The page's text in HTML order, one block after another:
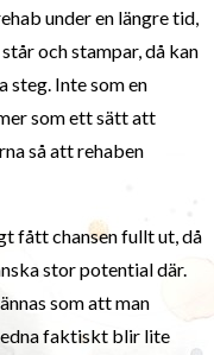
under en längre tid,
och stampar, då kan
steg. Inte som en
som ett sätt att
så att rehaben
fått chansen fullt ut, då
stor potential där.
som att man
faktiskt blir lite